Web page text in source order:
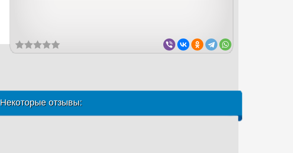
Некоторые отзывы: